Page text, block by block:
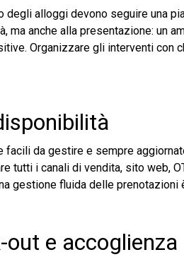
degli alloggi devono seguire una
ma anche alla presentazione: un
Organizzare gli interventi
facili da gestire e sempre
tutti i canali di vendita, sito web,
gestione fluida delle
out e accoglienza